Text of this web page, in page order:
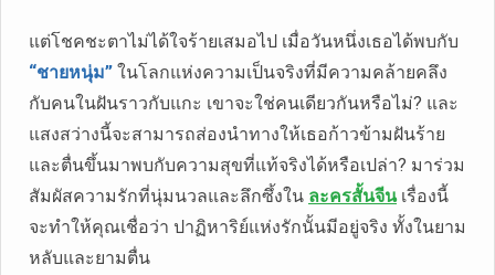
แต่โชคชะตาไม่ได้ใจร้ายเสมอไป เมื่อวันหนึ่งเธอได้พบกับ
“ชายหนุ่ม” ในโลกแห่งความเป็นจริงที่มีความคล้ายคลึง
กับคนในฝันราวกับแกะ เขาจะใช่คนเดียวกันหรือไม่? และ
แสงสว่างนี้จะสามารถส่องนำทางให้เธอก้าวข้ามฝันร้าย
และตื่นขึ้นมาพบกับความสุขที่แท้จริงได้หรือเปล่า? มาร่วม
สัมผัสความรักที่นุ่มนวลและลึกซึ้งใน ละครสั้นจีนเรื่องนี้
จะทำให้คุณเชื่อว่า ปาฏิหาริย์แห่งรักนั้นมีอยู่จริง ทั้งในยาม
หลับและยามตื่น